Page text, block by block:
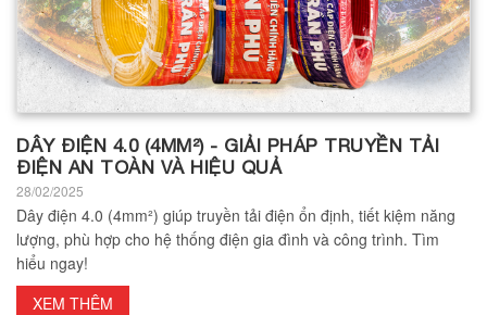
DÂY ĐIỆN 4.0 (4MM²) - GIẢI PHÁP TRUYỀN TẢI
ĐIỆN AN TOÀN VÀ HIỆU QUẢ
28/02/2025
Dây điện 4.0 (4mm²) giúp truyền tải điện ổn định, tiết kiệm năng
lượng, phù hợp cho hệ thống điện gia đình và công trình. Tìm
hiểu ngay!
XEM THÊM